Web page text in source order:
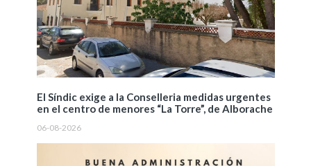
El Síndic exige a la Conselleria medidas urgentes
en el centro de menores “La Torre”, de Alborache
06-08-2026